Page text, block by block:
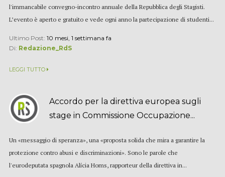
l'immancabile convegno-incontro annuale della Repubblica degli Stagisti.
L’evento è aperto e gratuito e vede ogni anno la partecipazione di studenti...
Ultimo Post: 10 mesi, 1 settimana fa
Di: Redazione_RdS
LEGGI TUTTO
Accordo per la direttiva europea sugli
stage in Commissione Occupazione...
Un «messaggio di speranza», una «proposta solida che mira a garantire la
protezione contro abusi e discriminazioni». Sono le parole che
l'eurodeputata spagnola Alícia Homs, rapporteur della direttiva in...